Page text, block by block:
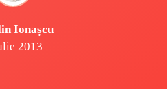
Ionașcu
2013